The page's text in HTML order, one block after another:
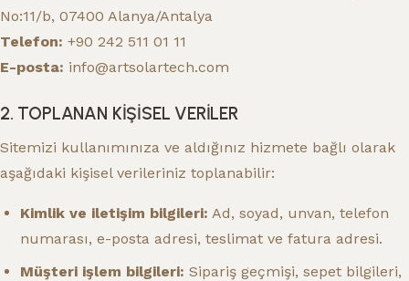
No:11/b, 07400 Alanya/Antalya
Telefon: +90 242 511 01 11
E-posta: info@artsolartech.com
2. TOPLANAN KİŞİSEL VERİLER
Sitemizi kullanımınıza ve aldığınız hizmete bağlı olarak
aşağıdaki kişisel verileriniz toplanabilir:
Kimlik ve iletişim bilgileri: Ad, soyad, unvan, telefon
numarası, e-posta adresi, teslimat ve fatura adresi.
Müşteri işlem bilgileri: Sipariş geçmişi, sepet bilgileri,